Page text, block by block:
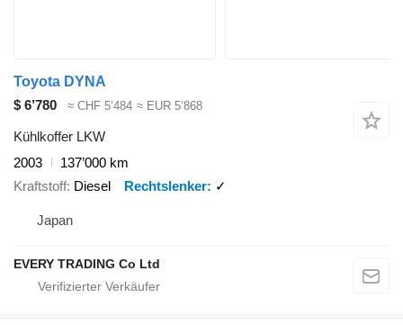
Toyota DYNA
$ 6’780
≈ CHF 5’484 ≈ EUR 5’868
Kühlkoffer LKW
2003
137’000 km
Kraftstoff Diesel Rechtslenker ✓
Japan
EVERY TRADING Co Ltd